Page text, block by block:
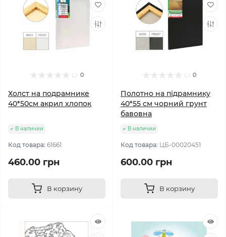
0
Холст на подрамнике
40*50см акрил хлопок
В наличии
Код товара: 61661
460.00 грн
В корзину
0
Полотно на підрамнику
40*55 см чорний грунт
бавовна
В наличии
Код товара: ЦБ-00020451
600.00 грн
В корзину